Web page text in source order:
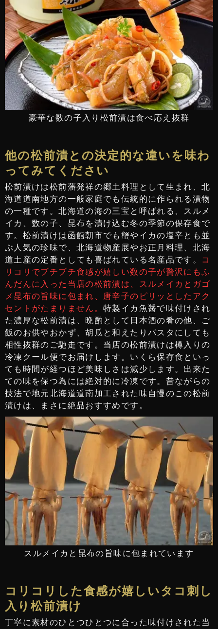
豪華な数の子入り松前漬は食べ応え抜群
他の松前漬との決定的な違いを味わ
ってみてください
スルメイカと昆布の旨味に包まれています
松前漬けは松前藩発祥の郷土料理として生まれ、北
海道道南地方の一般家庭でも伝統的に作られる漬物
の一種です。北海道の海の三宝と呼ばれる、スルメ
イカ、数の子、昆布を漬け込む冬の季節の保存食で
す。松前漬けは函館朝市でも蟹やイカの塩辛とも並
ぶ人気の珍味で、北海道物産展やお正月料理、北海
道土産の定番としても喜ばれている名産品です。 コ
リコリでプチプチ食感が嬉しい数の子が贅沢にもふ
んだんに入った当店の松前漬は、スルメイカとガゴ
メ昆布の旨味に包まれ、唐辛子のピリッとしたアク
セントがたまりません。特製イカ魚醤で味付けされ
た濃厚な松前漬は、晩酌として日本酒の肴の他、ご
飯のお供やおかず、胡瓜と和えたりパスタにしても
相性抜群のご馳走です。当店の松前漬けは樽入りの
冷凍クール便でお届けします。いくら保存食といっ
ても時間が経つほど美味しさは減少します。出来た
ての味を保つ為には絶対的に冷凍です。昔ながらの
技法で地元北海道道南加工された味自慢のこの松前
漬けは、まさに絶品おすすめです。
コリコリした食感が嬉しいタコ刺し
入り松前漬け
丁寧に素材のひとつひとつに合った味付けされた当